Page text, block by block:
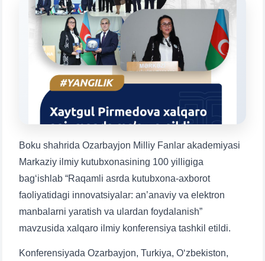
Boku shahrida Ozarbayjon Milliy Fanlar akademiyasi
Markaziy ilmiy kutubxonasining 100 yilligiga
bag‘ishlab “Raqamli asrda kutubxona-axborot
faoliyatidagi innovatsiyalar: an’anaviy va elektron
manbalarni yaratish va ulardan foydalanish”
mavzusida xalqaro ilmiy konferensiya tashkil etildi.
Konferensiyada Ozarbayjon, Turkiya, O‘zbekiston,
Mavzuni tanlang — keyin shu mavzudagi aniq
savollar chiqadi:
1. Hujjatlar (bakalavr) (5)
3. Suhbat (bakalavr) (8) 4. Suhbat (magistr) (5)
7. Call-center (4) 8. Bakalavriat kvotasi (3)
9. Magistratura kvotasi (4) ✉️ Adminga yozish